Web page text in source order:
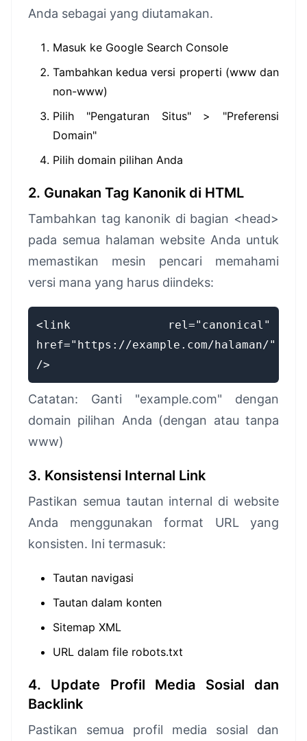
Anda sebagai yang diutamakan.
Masuk ke Google Search Console
Tambahkan kedua versi properti (www dan
non-www)
Pilih "Pengaturan Situs" > "Preferensi
Domain"
Pilih domain pilihan Anda
2. Gunakan Tag Kanonik di HTML
Tambahkan tag kanonik di bagian <head>
pada semua halaman website Anda untuk
memastikan mesin pencari memahami
versi mana yang harus diindeks:
<link rel="canonical"
href="https://example.com/halaman/"
/>
Catatan: Ganti "example.com" dengan
domain pilihan Anda (dengan atau tanpa
www)
3. Konsistensi Internal Link
Pastikan semua tautan internal di website
Anda menggunakan format URL yang
konsisten. Ini termasuk:
Tautan navigasi
Tautan dalam konten
Sitemap XML
URL dalam file robots.txt
4. Update Profil Media Sosial dan
Backlink
Pastikan semua profil media sosial dan